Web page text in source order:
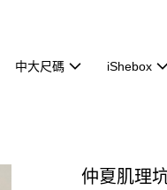
中大尺碼 iShebox
仲夏肌理